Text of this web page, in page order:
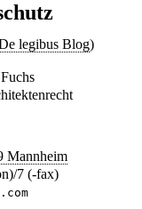
legibus Blog)
Mannheim
7 (-fax)